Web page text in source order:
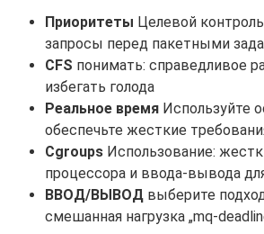
Приоритеты Целевой
запросы перед пакетными
CFS понимать: справедливое
избегать голода
Реальное время Используйте
обеспечьте жесткие
Cgroups Использование:
процессора и ввода-вывода
ВВОД/ВЫВОД выберите
смешанная нагрузка „mq-